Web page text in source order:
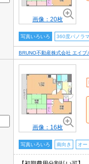
画像：20枚
写真いろいろ 360度パノラ
BRUNO不動産株式会社 エイ
画像：16枚
写真いろいろ 南向き オー